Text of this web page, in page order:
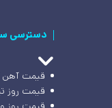
دسترسی
قیمت آهن
قیمت روز